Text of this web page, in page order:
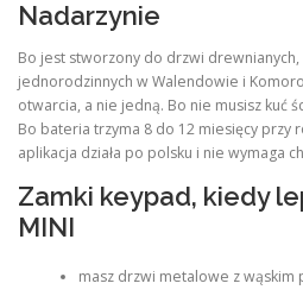
Nadarzynie
Bo jest stworzony do drzwi
jednorodzinnych w Walendowie i
otwarcia, a nie jedną. Bo nie musisz kuć
Bo bateria trzyma 8 do 12 miesięcy przy
aplikacja działa po polsku i nie wymaga
Zamki keypad, kiedy
MINI
masz drzwi metalowe z wąskim